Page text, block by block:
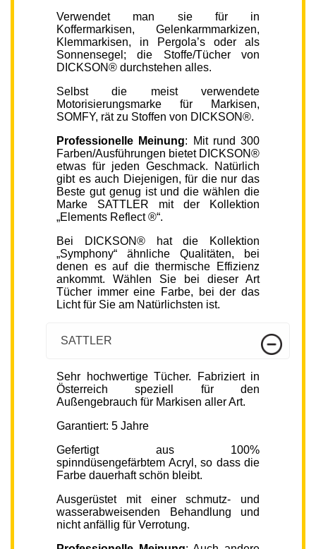
Verwendet man sie für in
Koffermarkisen, Gelenkarmmarkizen,
Klemmarkisen, in Pergola’s oder als
Sonnensegel; die Stoffe/Tücher von
DICKSON® durchstehen alles.
Selbst die meist verwendete
Motorisierungsmarke für Markisen,
SOMFY, rät zu Stoffen von DICKSON®.
Professionelle Meinung: Mit rund 300
Farben/Ausführungen bietet DICKSON®
etwas für jeden Geschmack. Natürlich
gibt es auch Diejenigen, für die nur das
Beste gut genug ist und die wählen die
Marke SATTLER mit der Kollektion
„Elements Reflect ®“.
Bei DICKSON® hat die Kollektion
„Symphony“ ähnliche Qualitäten, bei
denen es auf die thermische Effizienz
ankommt. Wählen Sie bei dieser Art
Tücher immer eine Farbe, bei der das
Licht für Sie am Natürlichsten ist.
SATTLER
Sehr hochwertige Tücher. Fabriziert in
Österreich speziell für den
Außengebrauch für Markisen aller Art.
Garantiert: 5 Jahre
Gefertigt aus 100%
spinndüsengefärbtem Acryl, so dass die
Farbe dauerhaft schön bleibt.
Ausgerüstet mit einer schmutz- und
wasserabweisenden Behandlung und
nicht anfällig für Verrotung.